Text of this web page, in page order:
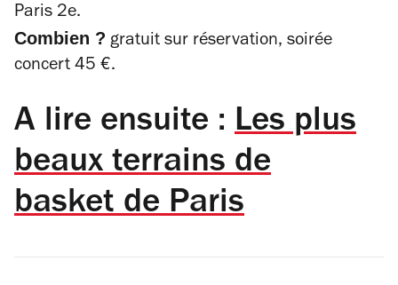
Paris 2e.
Combien ? gratuit sur réservation, soirée
concert 45 €.
A lire ensuite : Les plus
beaux terrains de
basket de Paris